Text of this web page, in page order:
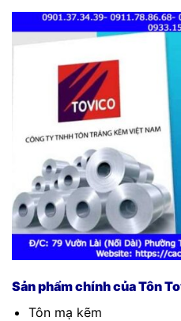
Sản phẩm chính của Tôn
Tôn mạ kẽm